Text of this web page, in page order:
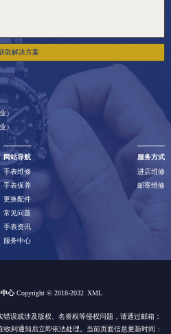
取解决方案
）
）
网站导航
手表维修
手表保养
更换配件
常见问题
手表资讯
服务中心
服务方式
进店维修
邮寄维修
中心Copyright © 2018-2032 XML
误或涉及版权、名誉权等侵权问题，请通过邮箱：
收到通知后立即依法处理。当前页面信息更新时间：